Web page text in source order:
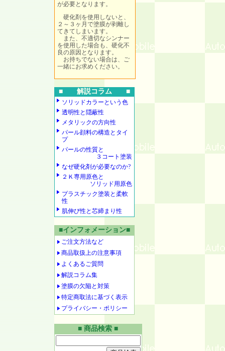
が必要となります。
硬化剤を使用しないと、
２～３ヶ月で塗膜が剥離し
てきてしまいます。
また、不適切なシンナー
を使用した場合も、硬化不
良の原因となります。
お持ちでない場合は、ご
一緒にお求めください。
■ 解説コラム ■
ソリッドカラーという色
透明性と隠蔽性
メタリックの方向性
パール顔料の構造とタイ
プ
パールの性質と
３コート塗装
なぜ硬化剤が必要なのか?
２Ｋ専用原色と
ソリッド用原色
プラスチック塗装と柔軟
性
肌伸び性と芯締まり性
■インフォメーション■
ご注文方法など
商品取扱上の注意事項
よくあるご質問
解説コラム集
塗膜の欠陥と対策
特定商取法に基づく表示
プライバシー・ポリシー
■ 商品検索 ■